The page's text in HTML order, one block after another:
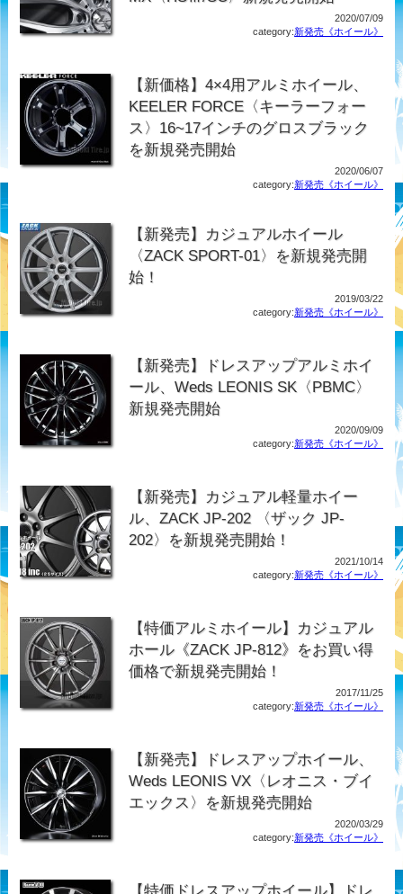
2020/07/09
category:新発売《ホイール》
【新価格】4×4用アルミホイール、
KEELER FORCE〈キーラーフォー
ス〉16~17インチのグロスブラック
を新規発売開始
2020/06/07
category:新発売《ホイール》
【新発売】カジュアルホイール
〈ZACK SPORT-01〉を新規発売開
始！
2019/03/22
category:新発売《ホイール》
【新発売】ドレスアップアルミホイ
ール、Weds LEONIS SK〈PBMC〉
新規発売開始
2020/09/09
category:新発売《ホイール》
【新発売】カジュアル軽量ホイー
ル、ZACK JP-202 〈ザック JP-
202〉を新規発売開始！
2021/10/14
category:新発売《ホイール》
【特価アルミホイール】カジュアル
ホール《ZACK JP-812》をお買い得
価格で新規発売開始！
2017/11/25
category:新発売《ホイール》
【新発売】ドレスアップホイール、
Weds LEONIS VX〈レオニス・ブイ
エックス〉を新規発売開始
2020/03/29
category:新発売《ホイール》
【特価ドレスアップホイール】ドレ